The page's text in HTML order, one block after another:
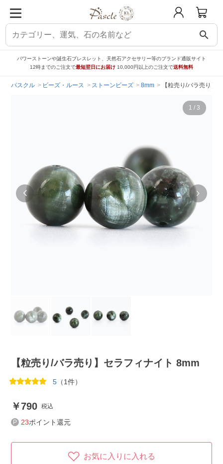
search
パワーストーンや誕生石ブレスレット、天然石アクセサリー等のブランド通販サイト
12時までのご注文で最短翌日にお届け 10,000円以上のご注文で送料無料
パスクル ビーズ・ルース ストーンビーズ 8mm 【粒売り/バラ売り】
1 / 3
【粒売り/バラ売り】セラフィナイト 8mm
5 （1件）
790 税込
23ポイント還元
お気に入りに入れる